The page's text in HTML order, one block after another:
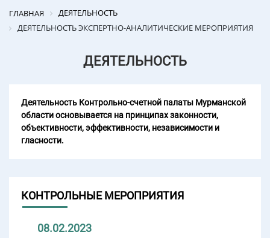
ГЛАВНАЯ
ДЕЯТЕЛЬНОСТЬ
ДЕЯТЕЛЬНОСТЬ ЭКСПЕРТНО-АНАЛИТИЧЕСКИЕ МЕРОПРИЯТИЯ
ДЕЯТЕЛЬНОСТЬ
Деятельность Контрольно-счетной палаты Мурманской
области основывается на принципах законности,
объективности, эффективности, независимости и
гласности.
КОНТРОЛЬНЫЕ МЕРОПРИЯТИЯ
08.02.2023